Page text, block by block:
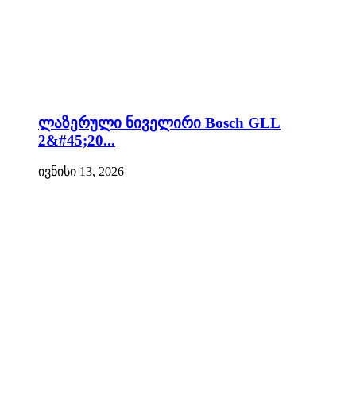
ლაზერული ნიველირი Bosch GLL
2&#45;20...
ივნისი 13, 2026